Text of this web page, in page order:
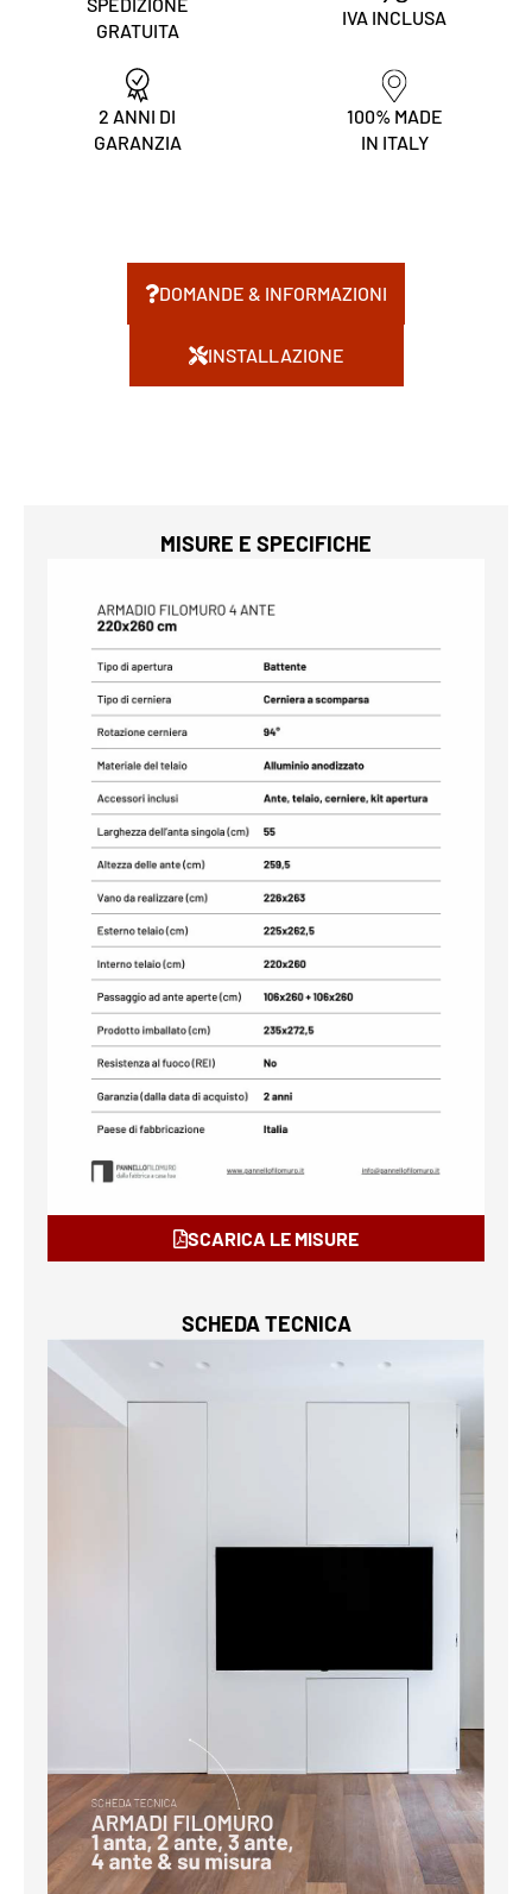
GRATUITA
IVA INCLUSA
2 ANNI DI
GARANZIA
100% MADE
IN ITALY
DOMANDE & INFORMAZIONI
INSTALLAZIONE
MISURE E SPECIFICHE
SCARICA LE MISURE
SCHEDA TECNICA